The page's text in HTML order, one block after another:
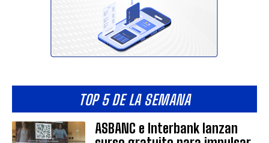
TOP 5 DE LA SEMANA
ASBANC e Interbank lanzan